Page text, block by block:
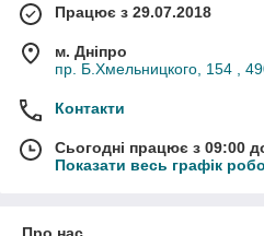
Працює з 29.07.2018
м. Дніпро
пр. Б.Хмельницкого, 154 ,
Контакти
Сьогодні працює з 09:00
Показати весь графік